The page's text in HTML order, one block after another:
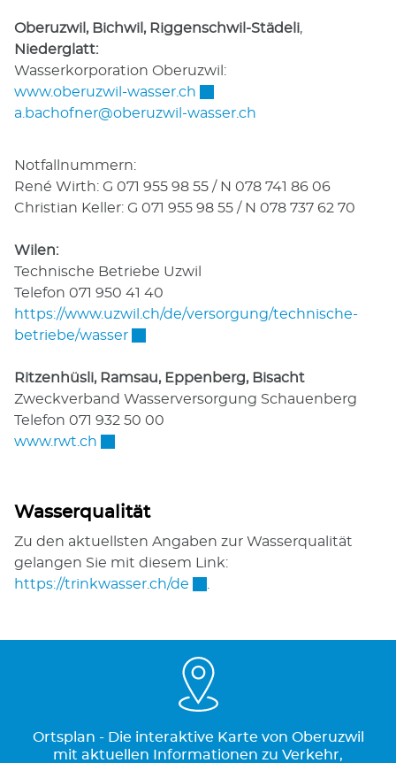
Oberuzwil, Bichwil, Riggenschwil-Städeli,
Niederglatt:
Wasserkorporation Oberuzwil:
www.oberuzwil-wasser.ch
a.bachofner@oberuzwil-wasser.ch
Notfallnummern:
René Wirth: G 071 955 98 55 / N 078 741 86 06
Christian Keller: G 071 955 98 55 / N 078 737 62 70
Wilen:
Technische Betriebe Uzwil
Telefon 071 950 41 40
https://www.uzwil.ch/de/versorgung/technische-
betriebe/wasserExterner Link wird in einem neuen
Ritzenhüsli, Ramsau, Eppenberg, Bisacht
Zweckverband Wasserversorgung Schauenberg
Telefon 071 932 50 00
www.rwt.ch
Wasserqualität
Zu den aktuellsten Angaben zur Wasserqualität
gelangen Sie mit diesem Link:
https://trinkwasser.ch/de
Ortsplan - Die interaktive Karte von Oberuzwil
mit aktuellen Informationen zu Verkehr,